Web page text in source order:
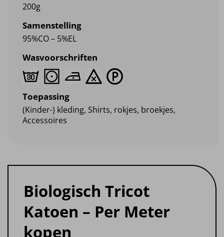
200g
Samenstelling
95%CO – 5%EL
Wasvoorschriften
Toepassing
(Kinder-) kleding, Shirts, rokjes, broekjes,
Accessoires
Biologisch Tricot
Katoen – Per Meter
kopen